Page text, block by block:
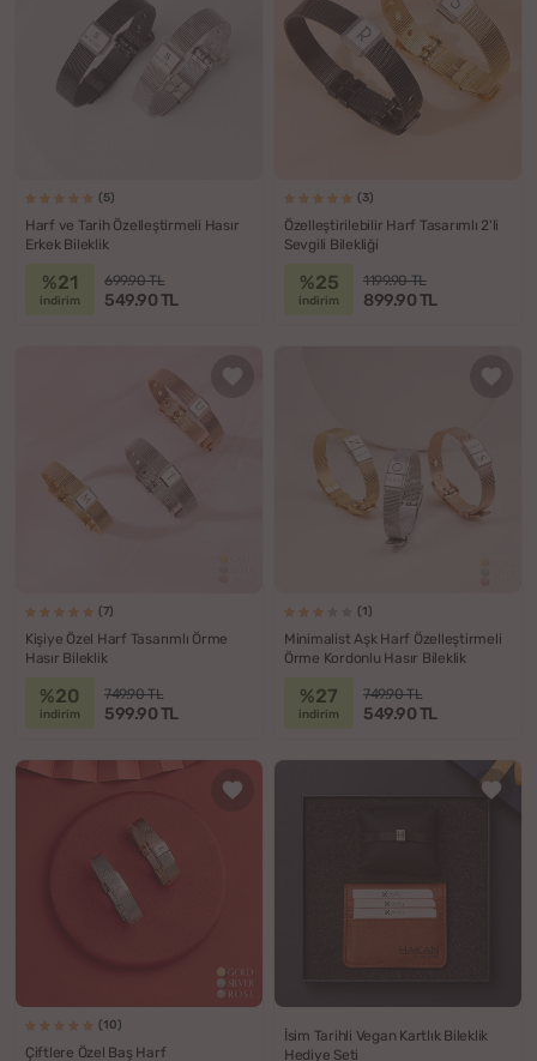
(5)
Harf ve Tarih Özelleştirmeli Hasır
Erkek Bileklik
%21
indirim
699.90 TL
549.90 TL
(3)
Özelleştirilebilir Harf Tasarımlı 2'li
Sevgili Bilekliği
%25
indirim
1199.90 TL
899.90 TL
(7)
Kişiye Özel Harf Tasarımlı Örme
Hasır Bileklik
%20
indirim
749.90 TL
599.90 TL
(1)
Minimalist Aşk Harf Özelleştirmeli
Örme Kordonlu Hasır Bileklik
%27
indirim
749.90 TL
549.90 TL
(10)
Çiftlere Özel Baş Harf
İsim Tarihli Vegan Kartlık Bileklik
Hediye Seti